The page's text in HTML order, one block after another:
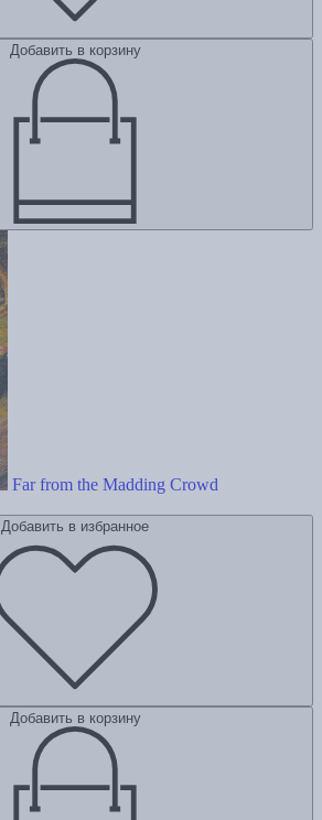
Добавить в корзину
Far from the Madding Crowd
Добавить в избранное
Добавить в корзину